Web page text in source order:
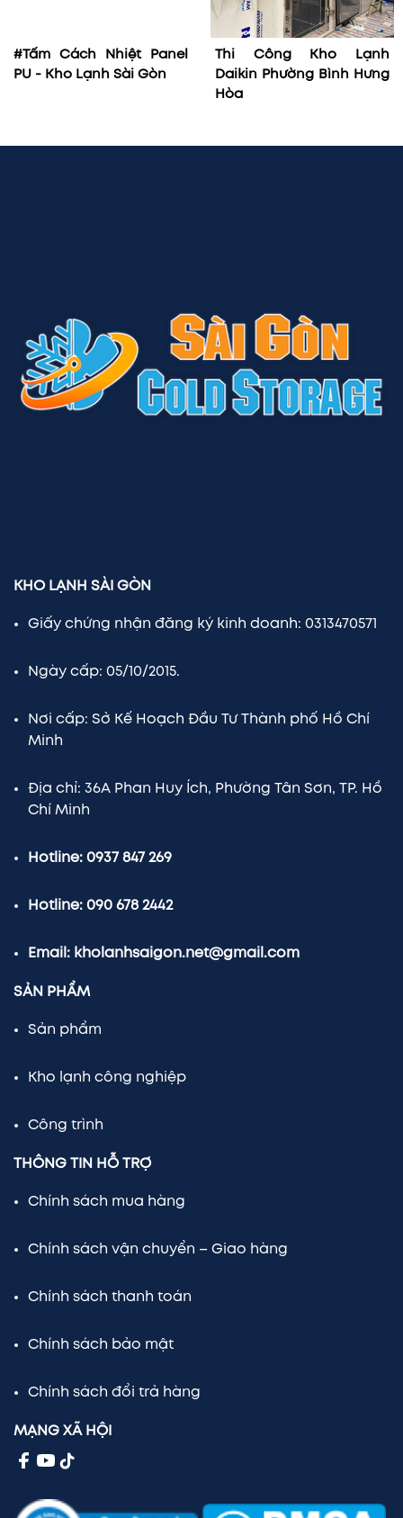
#Tấm Cách Nhiệt Panel
PU - Kho Lạnh Sài Gòn
Thi Công Kho Lạnh
Daikin Phường Bình Hưng
Hòa
KHO LẠNH SÀI GÒN
Giấy chứng nhận đăng ký kinh doanh: 0313470571
Ngày cấp: 05/10/2015.
Nơi cấp: Sở Kế Hoạch Đầu Tư Thành phố Hồ Chí
Minh
Địa chỉ: 36A Phan Huy Ích, Phường Tân Sơn, TP. Hồ
Chí Minh
Hotline: 0937 847 269
Hotline: 090 678 2442
Email: kholanhsaigon.net@gmail.com
SẢN PHẨM
Sản phẩm
Kho lạnh công nghiệp
Công trình
THÔNG TIN HỖ TRỢ
Chính sách mua hàng
Chính sách vận chuyển – Giao hàng
Chính sách thanh toán
Chính sách bảo mật
Chính sách đổi trả hàng
MẠNG XÃ HỘI